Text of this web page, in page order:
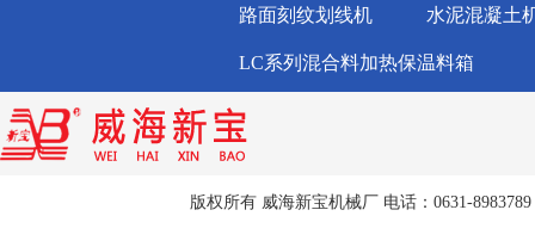
路面刻纹划线机 水泥混凝土
LC系列混合料加热保温料箱
版权所有 威海新宝机械厂 电话：0631-